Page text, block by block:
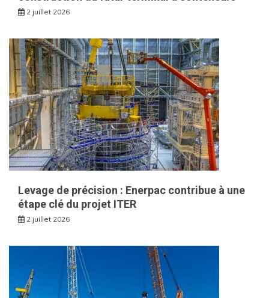
2 juillet 2026
Levage de précision : Enerpac contribue à une
étape clé du projet ITER
2 juillet 2026